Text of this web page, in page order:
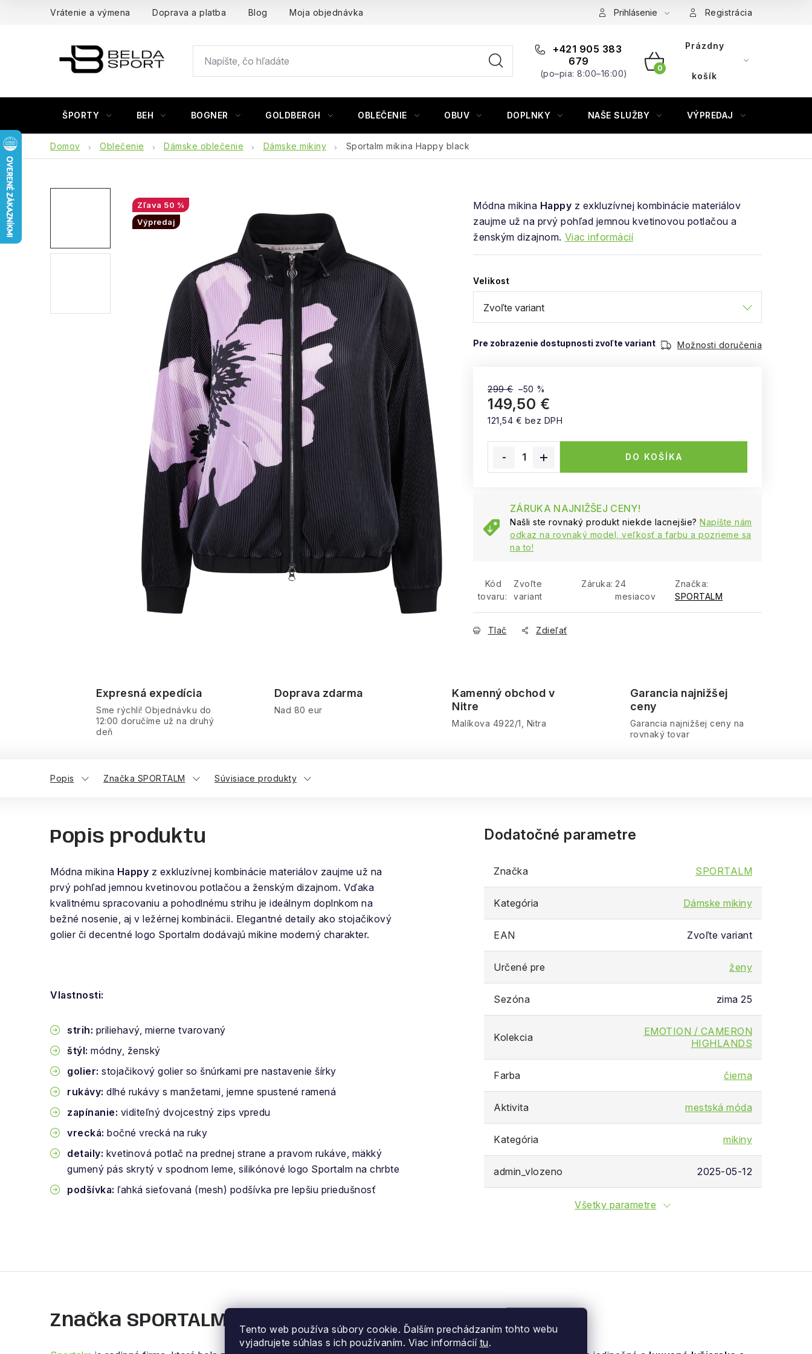
Tento web používa súbory cookie. Ďalším prechádzaním tohto webu
vyjadrujete súhlas s ich používaním. Viac informácií tu.
Vrátenie a výmena Doprava a platba Blog Moja objednávka Prihlásenie Registrácia
+421 905 383
679
(po–pia: 8:00–16:00) NÁKUPNÝ
Prázdny
košík
ŠPORTY BEH BOGNER GOLDBERGH OBLEČENIE OBUV DOPLNKY NAŠE SLUŽBY VÝPREDAJ
Domov Oblečenie Dámske oblečenie Dámske mikiny Sportalm mikina Happy black
Módna mikina Happy z exkluzívnej kombinácie materiálov
zaujme už na prvý pohľad jemnou kvetinovou potlačou a
ženským dizajnom. Viac informácií
Velikost
Možnosti doručenia
299 € –50 %
149,50 €
121,54 € bez DPH
DO KOŠÍKA
ZÁRUKA NAJNIŽŠEJ CENY!
Našli ste rovnaký produkt niekde lacnejšie? Napíšte nám
odkaz na rovnaký model, veľkosť a farbu a pozrieme sa
na to!
Kód
tovaru:
Zvoľte
variant
Záruka: 24
mesiacov
Značka:
SPORTALM
Tlač Zdieľať
50 %
Výpredaj
Expresná expedícia
Sme rýchli! Objednávku do
12:00 doručíme už na druhý
deň
Doprava zdarma
Nad 80 eur
Kamenný obchod v
Nitre
Malíkova 4922/1, Nitra
Garancia najnižšej
ceny
Garancia najnižšej ceny na
rovnaký tovar
Popis Značka SPORTALM Súvisiace produkty
Popis produktu
Módna mikina Happy z exkluzívnej kombinácie materiálov zaujme už na
prvý pohľad jemnou kvetinovou potlačou a ženským dizajnom. Vďaka
kvalitnému spracovaniu a pohodlnému strihu je ideálnym doplnkom na
bežné nosenie, aj v ležérnej kombinácii. Elegantné detaily ako stojačikový
golier či decentné logo Sportalm dodávajú mikine moderný charakter.
Vlastnosti:
strih: priliehavý, mierne tvarovaný
štýl: módny, ženský
golier: stojačikový golier so šnúrkami pre nastavenie šírky
rukávy: dlhé rukávy s manžetami, jemne spustené ramená
zapínanie: viditeľný dvojcestný zips vpredu
vrecká: bočné vrecká na ruky
detaily: kvetinová potlač na prednej strane a pravom rukáve, mäkký
gumený pás skrytý v spodnom leme, silikónové logo Sportalm na chrbte
podšívka: ľahká sieťovaná (mesh) podšívka pre lepšiu priedušnosť
Dodatočné parametre
Značka SPORTALM
Kategória Dámske mikiny
EAN Zvoľte variant
Určené pre ženy
Sezóna zima 25
Kolekcia
EMOTION / CAMERON
HIGHLANDS
Farba čierna
Aktivita mestská móda
Kategória mikiny
admin_vlozeno 2025-05-12
Všetky parametre
Značka SPORTALM